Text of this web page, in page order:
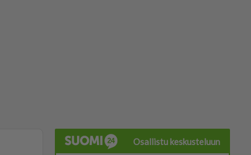
Osallistu keskusteluun